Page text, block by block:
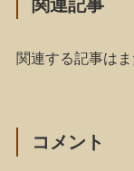
関連記事
関連する記事は
コメント